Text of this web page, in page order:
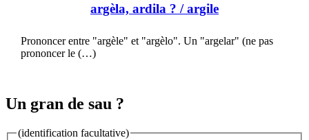
argèla, ardila ? / argile
Prononcer entre "argèle" et "argèlo". Un "argelar" (ne pas
prononcer le (…)
Un gran de sau ?
(identification facultative)